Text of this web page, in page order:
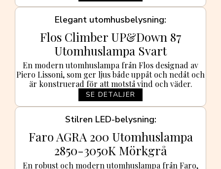
Elegant utomhusbelysning
Flos Climber UP&Down 87
Utomhuslampa Svart
En modern utomhuslampa från Flos designad av
Piero Lissoni, som ger ljus både uppåt och nedåt och
är konstruerad för att motstå vind och väder.
SE DETALJER
Stilren LED-belysning
Faro AGRA 200 Utomhuslampa
2850-3050K Mörkgrå
En robust och modern utomhuslampa från Faro,